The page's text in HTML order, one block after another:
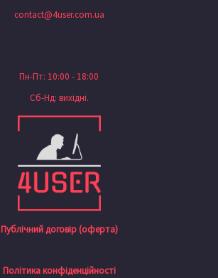
contact@4user.com.ua
Пн-Пт: 10:00 - 18:00
Сб-Нд: вихідні.
Публічний договір (оферта)
Політика конфіденційності